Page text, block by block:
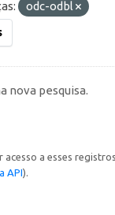
odc-odbl
nova pesquisa.
a esses
API).